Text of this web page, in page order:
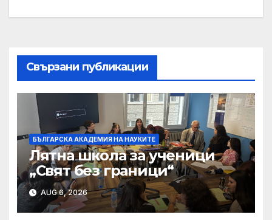
Свързани публикации
БЪЛГАРСКА АКАДЕМИЯ НА НАУКИТЕ
Лятна школа за ученици
„Свят без граници“
AUG 6, 2026